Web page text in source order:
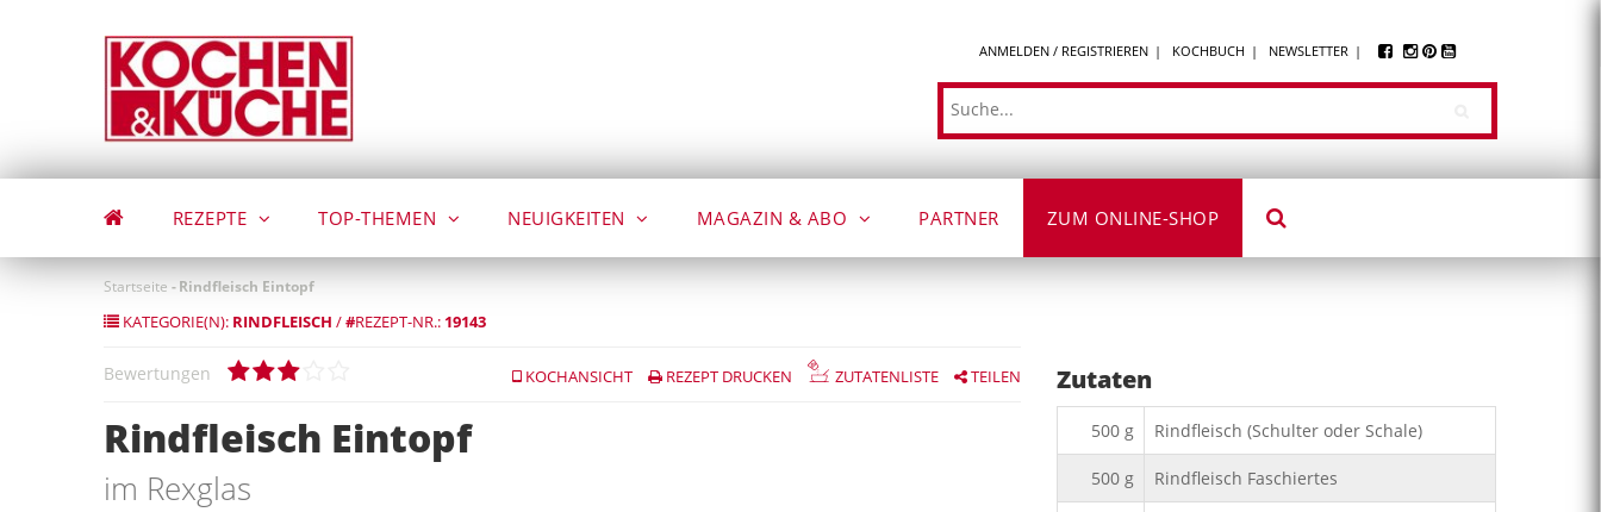
ANMELDEN / REGISTRIEREN KOCHBUCH NEWSLETTER
Suche
REZEPTE TOP-THEMEN NEUIGKEITEN MAGAZIN & ABO PARTNER ZUM ONLINE-SHOP
Startseite -Rindfleisch Eintopf
KATEGORIE(N): RINDFLEISCH /#REZEPT-NR.: 19143
Bewertungen KOCHANSICHT REZEPT DRUCKEN ZUTATENLISTE TEILEN
Rindfleisch Eintopf
im Rexglas
Zutaten
500 g Rindfleisch (Schulter oder Schale)
500 g Rindfleisch Faschiertes